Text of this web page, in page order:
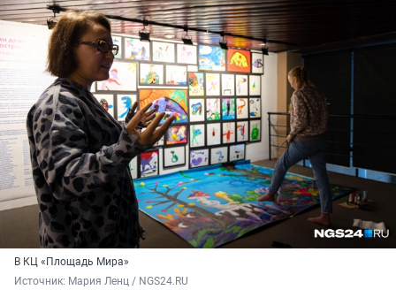
В КЦ «Площадь Мира»
Источник: Мария Ленц / NGS24.RU